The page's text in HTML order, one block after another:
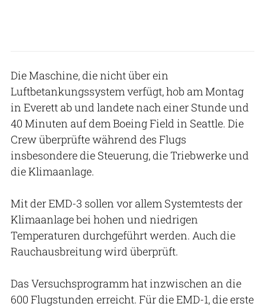
Die Maschine, die nicht über ein
Luftbetankungssystem verfügt, hob am Montag
in Everett ab und landete nach einer Stunde und
40 Minuten auf dem Boeing Field in Seattle. Die
Crew überprüfte während des Flugs
insbesondere die Steuerung, die Triebwerke und
die Klimaanlage.
Mit der EMD-3 sollen vor allem Systemtests der
Klimaanlage bei hohen und niedrigen
Temperaturen durchgeführt werden. Auch die
Rauchausbreitung wird überprüft.
Das Versuchsprogramm hat inzwischen an die
600 Flugstunden erreicht. Für die EMD-1, die erste